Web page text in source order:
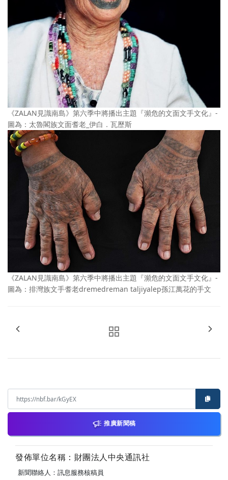
《ZALAN見識南島》第六季中將播出主題『瀕危的文面文手文化』-
圖為：太魯閣族文面耆老_伊白．瓦歷斯
《ZALAN見識南島》第六季中將播出主題『瀕危的文面文手文化』-
圖為：排灣族文手耆老dremedreman taljiyalep孫江萬花的手文
推廣新聞稿
發佈單位名稱：財團法人中央通訊社
新聞聯絡人：訊息服務核稿員